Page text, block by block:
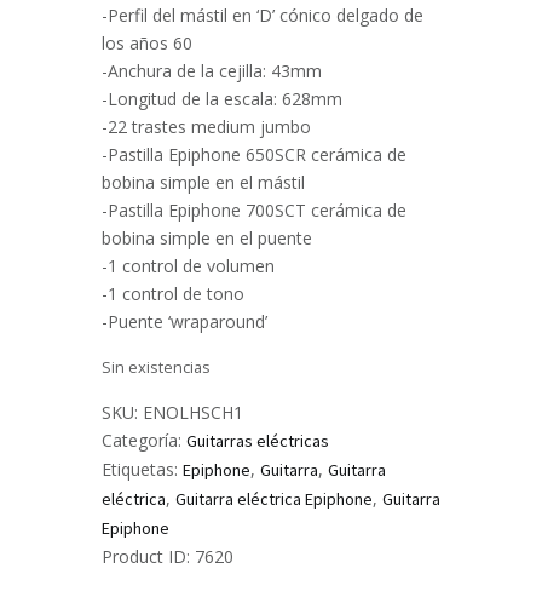
-Perfil del mástil en ‘D’ cónico delgado de
los años 60
-Anchura de la cejilla: 43mm
-Longitud de la escala: 628mm
-22 trastes medium jumbo
-Pastilla Epiphone 650SCR cerámica de
bobina simple en el mástil
-Pastilla Epiphone 700SCT cerámica de
bobina simple en el puente
-1 control de volumen
-1 control de tono
-Puente ‘wraparound’
Sin existencias
SKU: ENOLHSCH1
Categoría: Guitarras eléctricas
Etiquetas: Epiphone, Guitarra, Guitarra
eléctrica, Guitarra eléctrica Epiphone, Guitarra
Epiphone
Product ID: 7620